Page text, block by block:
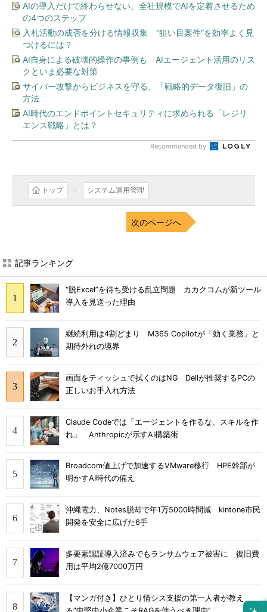
AIの導入だけで終わらせない、全社規模でAIを定着させるため
の4つのステップ
入札活動の成否を分ける情報収集 “狙い目案件”を効率よく見
つけるには？
AI自身による破壊的操作の事例も AIエージェント活用のリス
クといま必要な対策
サイバー攻撃からビジネスを守る、「戦略的データ復旧」の
方法
AI時代のエンドポイントセキュリティに求められる「レジリ
エンス戦略」とは？
Recommended by
トップ システム運用管理
次のページへ
記事ランキング
“脱Excel”を待ち受ける乱立問題 カカクコムが新ツール
導入を見送った理由
継続利用は4割どまり M365 Copilotが「効く業務」と
期待外れの境界
画面をティッシュで拭くのはNG Dellが推奨するPCの
正しいお手入れ方法
Claude Codeでは「エージェントを作るな、スキルを作
れ」 Anthropicが示すAI構築術
Broadcom値上げで加速するVMware移行 HPE幹部が
明かすAI時代の備え
沖縄電力、Notes脱却で年1万5000時間減 kintone市民
開発を安全に広げた6手
多要素認証導入済みでもランサムウェア被害に 復旧費
用は平均2億7000万円
【マンガ付き】ひとり情シス支援の第一人者が教え